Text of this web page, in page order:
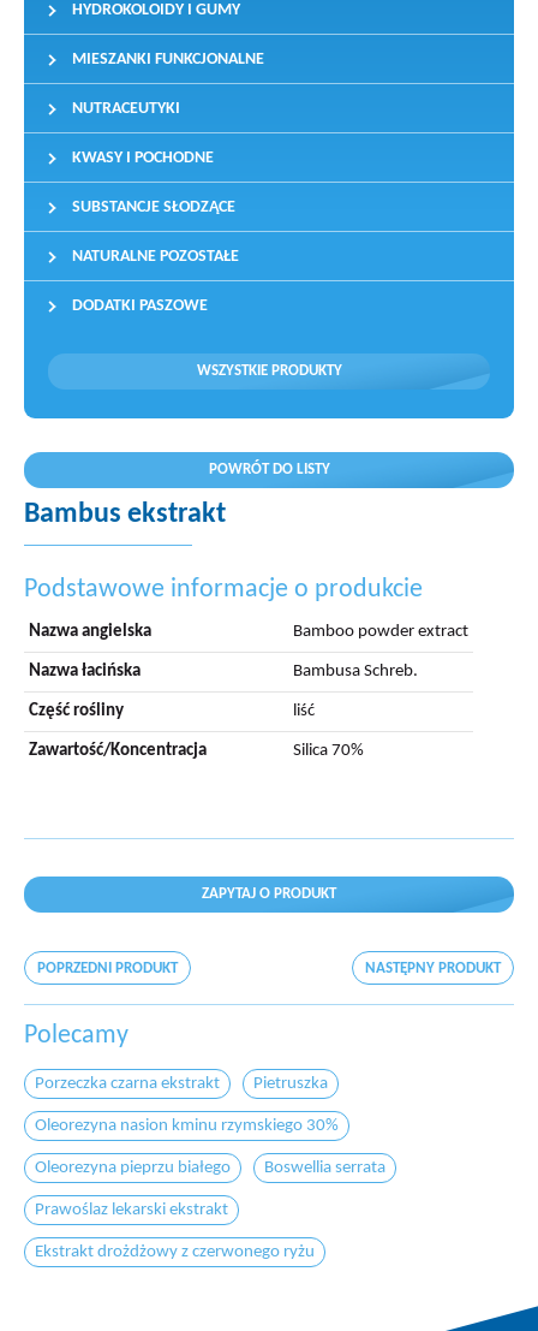
HYDROKOLOIDY I GUMY
MIESZANKI FUNKCJONALNE
NUTRACEUTYKI
KWASY I POCHODNE
SUBSTANCJE SŁODZĄCE
NATURALNE POZOSTAŁE
DODATKI PASZOWE
WSZYSTKIE PRODUKTY
POWRÓT DO LISTY
Bambus ekstrakt
Podstawowe informacje o produkcie
Nazwa angielska Bamboo powder extract
Nazwa łacińska Bambusa Schreb.
Część rośliny liść
Zawartość/Koncentracja Silica 70%
ZAPYTAJ O PRODUKT
POPRZEDNI PRODUKT NASTĘPNY PRODUKT
Polecamy
Porzeczka czarna ekstrakt Pietruszka
Oleorezyna nasion kminu rzymskiego 30%
Oleorezyna pieprzu białego Boswellia serrata
Prawoślaz lekarski ekstrakt
Ekstrakt drożdżowy z czerwonego ryżu